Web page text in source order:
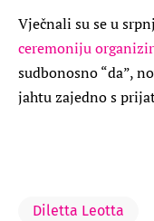
Vječnali su se u
ceremoniju
sudbonosno “da”,
jahtu zajedno s
Diletta Leotta